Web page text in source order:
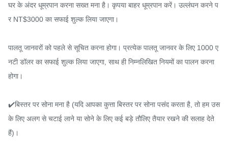
घर के अंदर धूम्रपान करना सख्त मना है। कृपया बाहर धूम्रपान करें। उल्लंघन करने प
र NT$3000 का सफाई शुल्क लिया जाएगा।
पालतू जानवरों को पहले से सूचित करना होगा। प्रत्येक पालतू जानवर के लिए 1000 ए
नटी डॉलर का सफाई शुल्क लिया जाएगा, साथ ही निम्नलिखित नियमों का पालन करना
होगा।
✔️बिस्तर पर सोना मना है (यदि आपका कुत्ता बिस्तर पर सोना पसंद करता है, तो हम उस
के लिए अलग से चटाई लाने या सोने के लिए कई बड़े तौलिए तैयार रखने की सलाह देते
हैं)।